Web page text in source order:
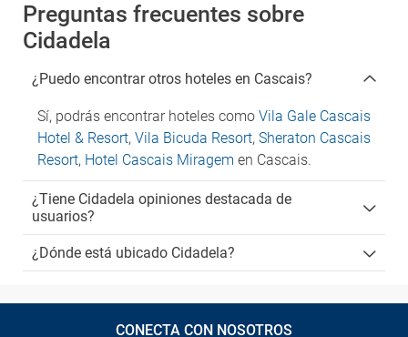
Preguntas frecuentes sobre
Cidadela
¿Puedo encontrar otros hoteles en Cascais?
Sí, podrás encontrar hoteles como Vila Gale Cascais
Hotel & Resort, Vila Bicuda Resort, Sheraton Cascais
Resort, Hotel Cascais Miragem en Cascais.
¿Tiene Cidadela opiniones destacada de
usuarios?
¿Dónde está ubicado Cidadela?
CONECTA CON NOSOTROS